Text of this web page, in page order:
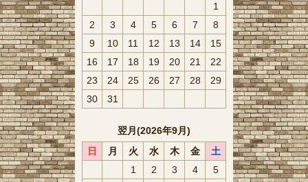
1
2
3 4 5 6 7
8
9
10 11 12 13 14
15
16
17 18 19 20 21
22
23
24 25 26 27 28
29
30
31
翌月(2026年9月)
日
月 火 水 木 金
土
1
2 3 4
5